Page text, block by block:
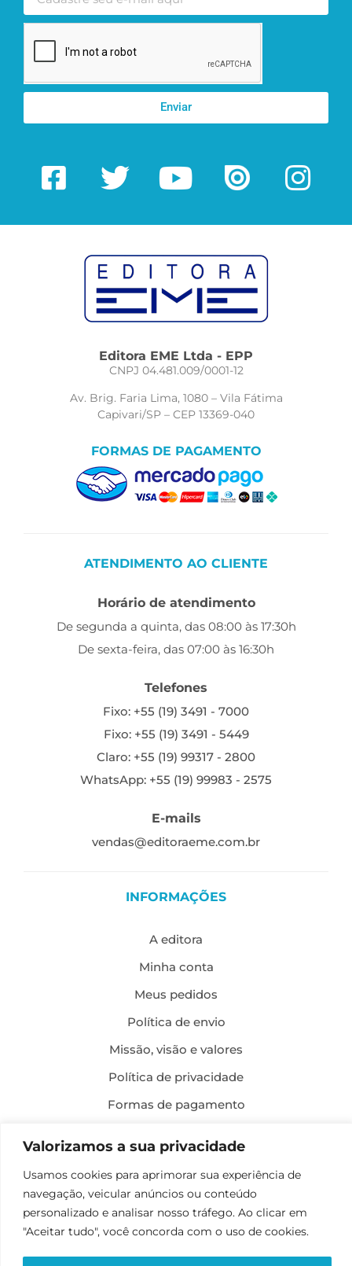
Valorizamos a sua privacidade
Usamos cookies para aprimorar sua experiência de
navegação, veicular anúncios ou conteúdo
personalizado e analisar nosso tráfego. Ao clicar em
"Aceitar tudo", você concorda com o uso de cookies.
Enviar
Editora EME Ltda - EPP
CNPJ 04.481.009/0001-12
Av. Brig. Faria Lima, 1080 – Vila Fátima
Capivari/SP – CEP 13369-040
FORMAS DE PAGAMENTO
ATENDIMENTO AO CLIENTE
Horário de atendimento
De segunda a quinta, das 08:00 às 17:30h
De sexta-feira, das 07:00 às 16:30h
Telefones
Fixo: +55 (19) 3491 - 7000
Fixo: +55 (19) 3491 - 5449
Claro: +55 (19) 99317 - 2800
WhatsApp: +55 (19) 99983 - 2575
E-mails
vendas@editoraeme.com.br
INFORMAÇÕES
A editora
Minha conta
Meus pedidos
Política de envio
Missão, visão e valores
Política de privacidade
Formas de pagamento
Desenvolvimento: